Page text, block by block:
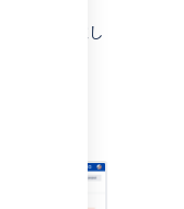
よって失敗し
a
it